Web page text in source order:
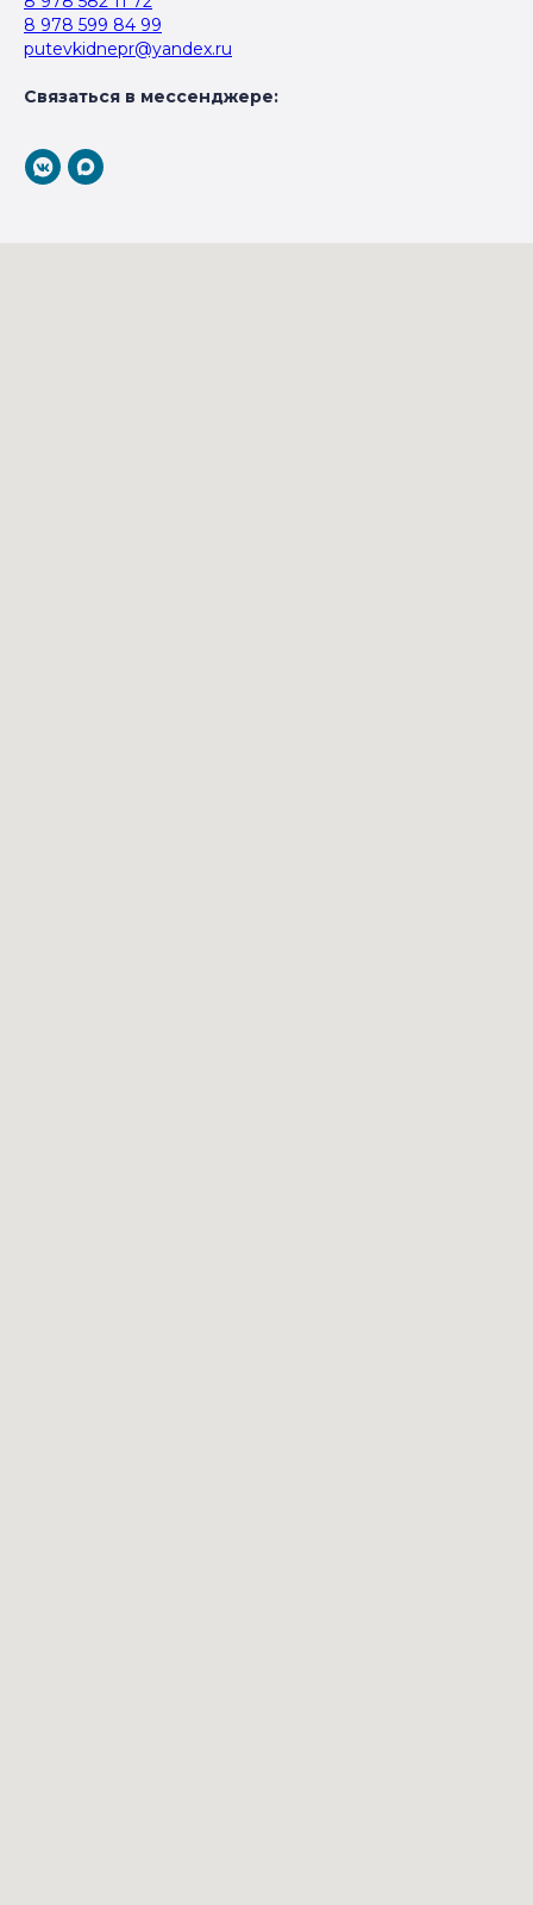
8 978 599 84 99
putevkidnepr@yandex.ru
Связаться в мессенджере: